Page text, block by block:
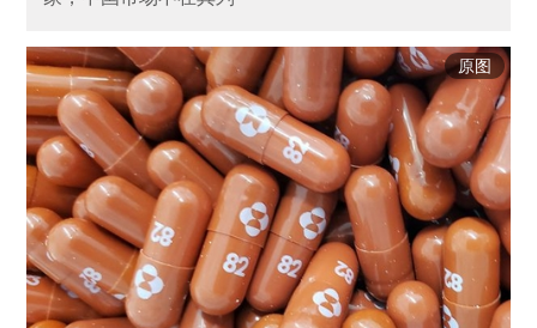
原图